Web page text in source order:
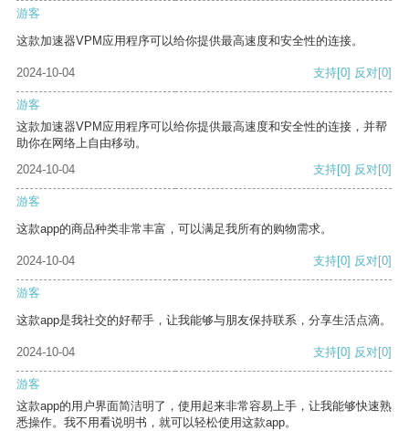
游客
这款加速器VPM应用程序可以给你提供最高速度和安全性的连接。
2024-10-04 支持[0] 反对[0]
游客
这款加速器VPM应用程序可以给你提供最高速度和安全性的连接，并帮
助你在网络上自由移动。
2024-10-04
支持[0] 反对[0]
游客
这款app的商品种类非常丰富，可以满足我所有的购物需求。
2024-10-04 支持[0] 反对[0]
游客
这款app是我社交的好帮手，让我能够与朋友保持联系，分享生活点滴。
2024-10-04 支持[0] 反对[0]
游客
这款app的用户界面简洁明了，使用起来非常容易上手，让我能够快速熟
悉操作。我不用看说明书，就可以轻松使用这款app。